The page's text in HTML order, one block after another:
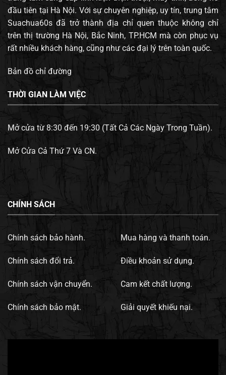
đầu tiên tại Hà Nội. Với sự chuyên nghiệp, uy tín, trung tâm
Suachua60s đã trở thành địa chỉ quen thuộc không chỉ
trên thị trường Hà Nội, Bắc Ninh, TP.HCM mà còn phục vụ
rất nhiều khách hàng, cũng như các đại lý trên toàn quốc.
Bản đồ chỉ đường
THỜI GIAN LÀM VIỆC
Mở cửa từ 8:30 đến 19:30 (Tất Cả Các Ngày Trong Tuần).
Mở Cửa Cả Thứ 7 Và CN.
CHÍNH SÁCH
Chính sách bảo hành.
Chính sách đổi trả.
Chính sách vận chuyển.
Chính sách bảo mật.
Mua hàng và thanh toán.
Điều khoản sử dụng.
Cam kết chất lượng.
Giải quyết khiếu nại.